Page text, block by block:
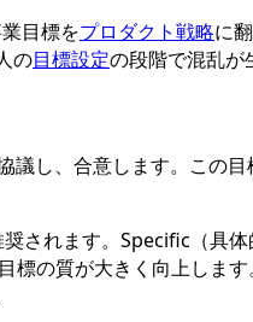
目標をプロダクト戦略に
の目標設定の段階で混乱が
し、合意します。この
されます。Specific（
の質が大きく向上しま